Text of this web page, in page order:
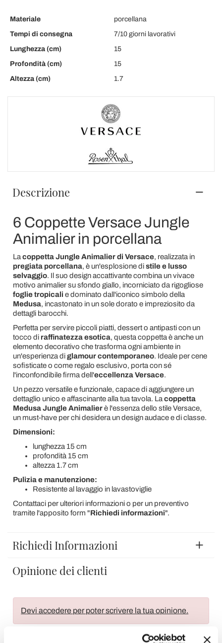
Materiale
porcellana
Tempi di consegna
7/10 giorni lavorativi
Lunghezza (cm)
15
Profondità (cm)
15
Altezza (cm)
1.7
Descrizione
6 Coppette Versace Jungle
Animalier in porcellana
La coppetta Jungle Animalier di Versace, realizzata in
pregiata porcellana, è un'esplosione distile e lusso
selvaggio. Il suo design accattivante combina un vivace
motivo animalier su sfondo giallo, incorniciato da rigogliose
foglie tropicali e dominato dall'iconico simbolo della
Medusa, incastonato in un sole dorato e impreziosito da
dettagli barocchi.
Perfetta per servire piccoli piatti, dessert o antipasti con un
tocco di raffinatezza esotica, questa coppetta è anche un
elemento decorativo che trasforma ogni ambiente in
un'esperienza diglamour contemporaneo. Ideale per cene
sofisticate o come regalo esclusivo, porta con sé
l'inconfondibile firma dell'eccellenza Versace.
Un pezzo versatile e funzionale, capace di aggiungere un
dettaglio unico e affascinante alla tua tavola. La coppetta
Medusa Jungle Animalierè l'essenza dello stile Versace,
un must-have per chi desidera un design audace e di classe.
Dimensioni:
lunghezza 15 cm
profondità 15 cm
altezza 1.7 cm
Pulizia e manutenzione:
Resistente al lavaggio in lavastoviglie
Contattaci per ulteriori informazioni o per un preventivo
tramite l'apposito form "Richiedi informazioni".
Richiedi Informazioni
Opinione dei clienti
Devi accedere per poter scrivere la tua opinione.